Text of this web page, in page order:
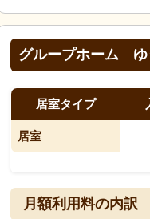
グループホーム ゆ
居室タイプ
居室
月額利用料の内訳